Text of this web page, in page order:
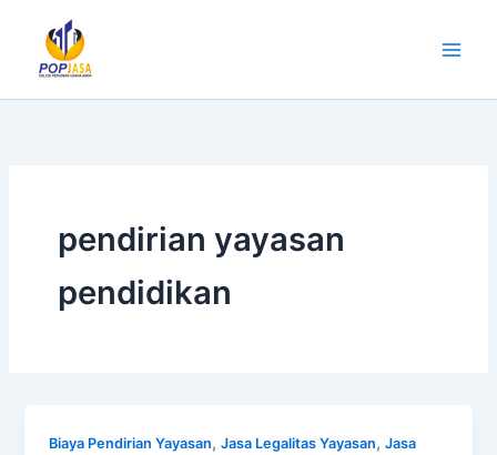
konten
pendirian yayasan
pendidikan
Biaya Pendirian Yayasan,Jasa Legalitas Yayasan,Jasa